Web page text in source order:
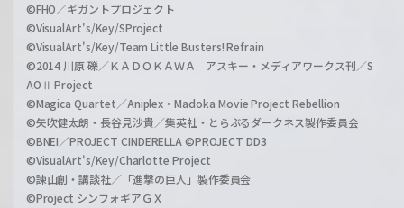
©FHO／ギガントプロジェクト
©VisualArt's/Key/SProject
©VisualArt's/Key/Team Little Busters! Refrain
©2014 川原 礫／ＫＡＤＯＫＡＷＡ アスキー・メディアワークス刊／S
AOⅡ Project
©Magica Quartet／Aniplex・Madoka Movie Project Rebellion
©矢吹健太朗・長谷見沙貴／集英社・とらぶるダークネス製作委員会
©BNEI／PROJECT CINDERELLA ©PROJECT DD3
©VisualArt's/Key/Charlotte Project
©諫山創・講談社／「進撃の巨人」製作委員会
©Project シンフォギアＧＸ